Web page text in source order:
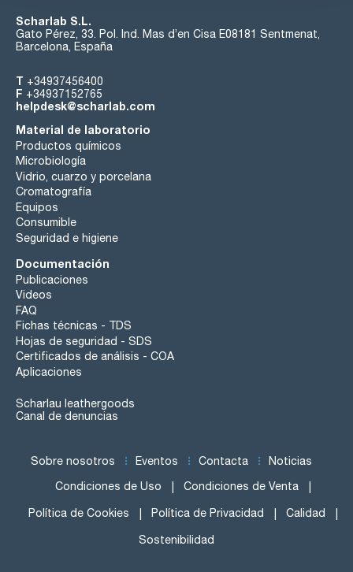
Scharlab S.L.
Gato Pérez, 33. Pol. Ind. Mas d’en Cisa E08181 Sentmenat,
Barcelona, España
T +34937456400
F +34937152765
helpdesk@scharlab.com
Material de laboratorio
Productos químicos
Microbiología
Vidrio, cuarzo y porcelana
Cromatografía
Equipos
Consumible
Seguridad e higiene
Documentación
Publicaciones
Videos
FAQ
Fichas técnicas - TDS
Hojas de seguridad - SDS
Certificados de análisis - COA
Aplicaciones
Scharlau leathergoods
Canal de denuncias
Sobre nosotros Eventos Contacta Noticias
Condiciones de Uso Condiciones de Venta
Política de Cookies Política de Privacidad Calidad
Sostenibilidad